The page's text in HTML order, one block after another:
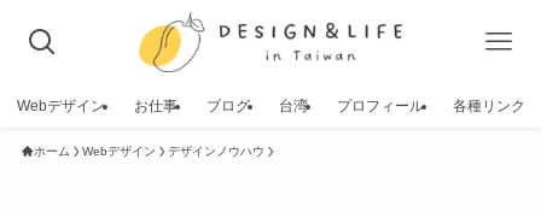
Webデザイン お仕事 ブログ 台湾 プロフィール 各種リンク
ホーム Webデザイン デザインノウハウ